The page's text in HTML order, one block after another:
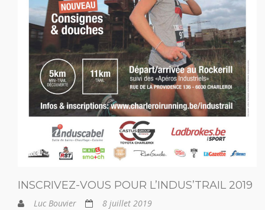
INSCRIVEZ-VOUS POUR L’INDUS’TRAIL 2019
Luc Bouvier
8 juillet 2019